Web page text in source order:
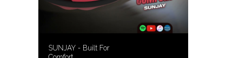
SUNJAY - Built For